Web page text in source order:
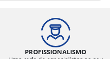
PROFISSIONALISMO